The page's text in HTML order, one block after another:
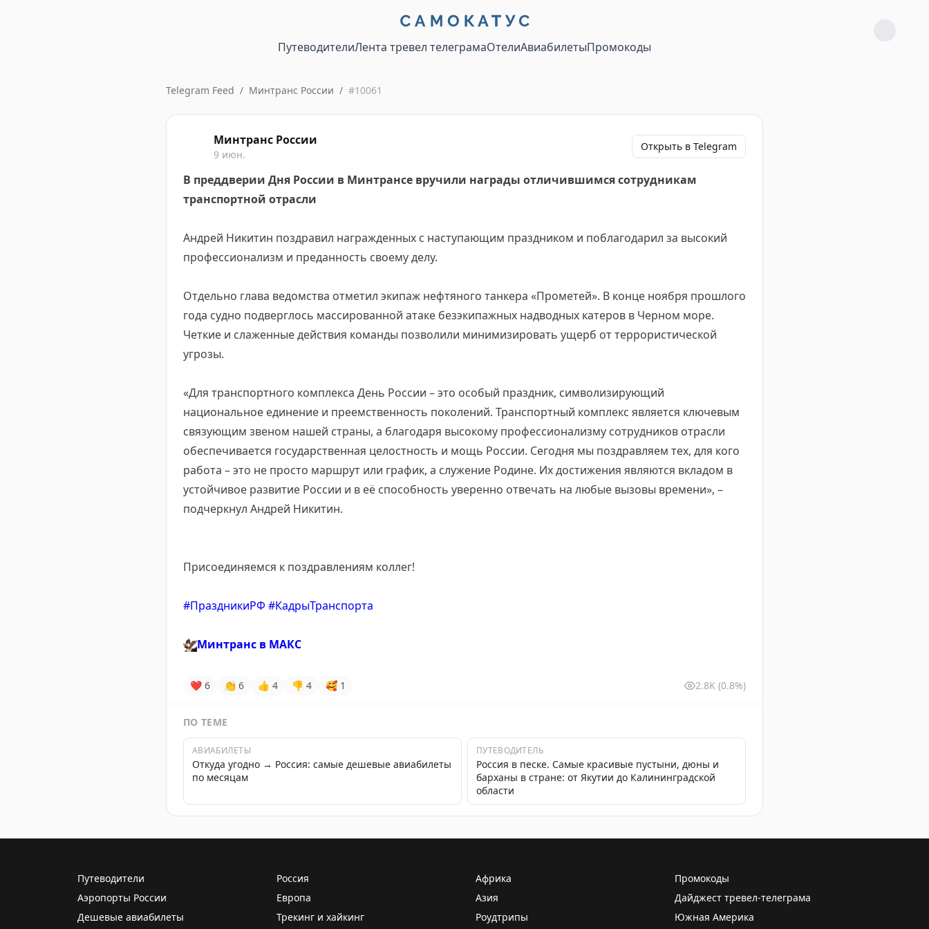
ПутеводителиЛента тревел телеграмаОтелиАвиабилетыПромокоды
Telegram Feed / Минтранс России / #10061
Минтранс России
9 июн.
Открыть в Telegram
В преддверии Дня России в Минтрансе вручили награды отличившимся сотрудникам
транспортной отрасли
Андрей Никитин поздравил награжденных с наступающим праздником и поблагодарил за высокий
профессионализм и преданность своему делу.
Отдельно глава ведомства отметил экипаж нефтяного танкера «Прометей». В конце ноября прошлого
года судно подверглось массированной атаке безэкипажных надводных катеров в Черном море.
Четкие и слаженные действия команды позволили минимизировать ущерб от террористической
угрозы.
«Для транспортного комплекса День России – это особый праздник, символизирующий
национальное единение и преемственность поколений. Транспортный комплекс является ключевым
связующим звеном нашей страны, а благодаря высокому профессионализму сотрудников отрасли
обеспечивается государственная целостность и мощь России. Сегодня мы поздравляем тех, для кого
работа – это не просто маршрут или график, а служение Родине. Их достижения являются вкладом в
устойчивое развитие России и в её способность уверенно отвечать на любые вызовы времени», –
подчеркнул Андрей Никитин.
Присоединяемся к поздравлениям коллег!
#ПраздникиРФ #КадрыТранспорта
🦅Минтранс в MАКС
❤ 6 👏 6 👍 4 👎 4 🥰 1 2.8K (0.8%)
ПО ТЕМЕ
АВИАБИЛЕТЫ
Откуда угодно → Россия: самые дешевые авиабилеты
по месяцам
ПУТЕВОДИТЕЛЬ
Россия в песке. Самые красивые пустыни, дюны и
барханы в стране: от Якутии до Калининградской
области
Путеводители Россия Африка
Промокоды
Аэропорты России
Европа Азия
Дайджест тревел-телеграма
Дешевые авиабилеты
Трекинг и хайкинг Роудтрипы Южная Америка